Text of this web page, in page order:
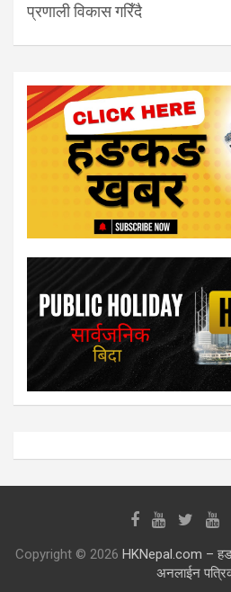
प्रणाली विकास गरिँदै
Copyright © 2026 HKNepal.com –
अनलाईन